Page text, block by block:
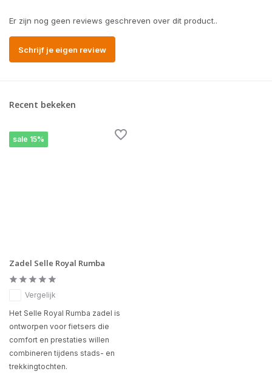
Er zijn nog geen reviews geschreven over dit product..
Schrijf je eigen review
Recent bekeken
sale 15%
Zadel Selle Royal Rumba
Vergelijk
Het Selle Royal Rumba zadel is
ontworpen voor fietsers die
comfort en prestaties willen
combineren tijdens stads- en
trekkingtochten.